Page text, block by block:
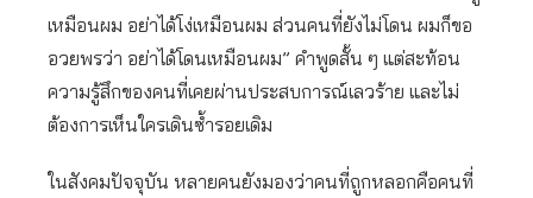
เหมือนผม อย่าได้โง่เหมือนผม ส่วนคนที่ยังไม่โดน ผมก็ขอ
อวยพรว่า อย่าได้โดนเหมือนผม” คำพูดสั้น ๆ แต่สะท้อน
ความรู้สึกของคนที่เคยผ่านประสบการณ์เลวร้าย และไม่
ต้องการเห็นใครเดินซ้ำรอยเดิม
ในสังคมปัจจุบัน หลายคนยังมองว่าคนที่ถูกหลอกคือคนที่